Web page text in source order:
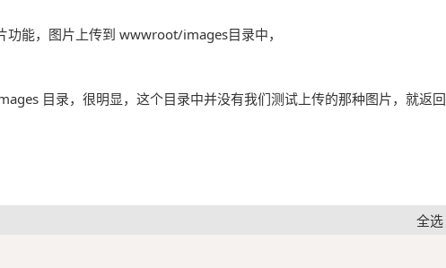
功能，图片上传到 wwwroot/images目录中，
目录，很明显，这个目录中并没有我们测试上传的那种图片，就返回
全选